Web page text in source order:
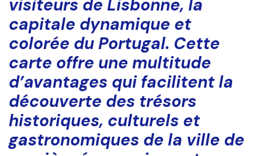
visiteurs de Lisbonne, la
capitale dynamique et
colorée du Portugal. Cette
carte offre une multitude
d’avantages qui facilitent la
découverte des trésors
historiques, culturels et
gastronomiques de la ville de